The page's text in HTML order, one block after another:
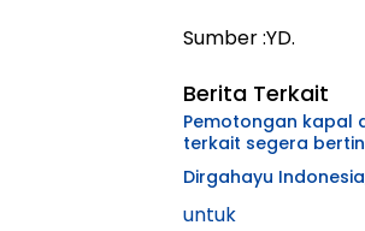
Sumber
Berita Terkait
Pemotongan kapal
terkait segera
Dirgahayu
untuk